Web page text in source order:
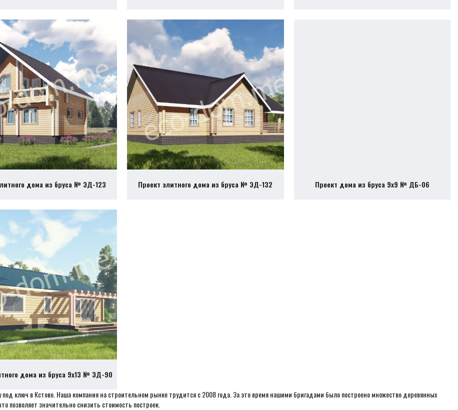
дома из бруса № ЭД-123 Проект элитного дома из бруса № ЭД-132 Проект дома из бруса 9х9 № ДБ-06
дома из бруса 9х13 № ЭД-90
ключ в Кстово. Наша компания на строительном рынке трудится с 2008 года. За это время нашими бригадами было построено множество деревянных
позволяет значительно снизить стоимость построек.